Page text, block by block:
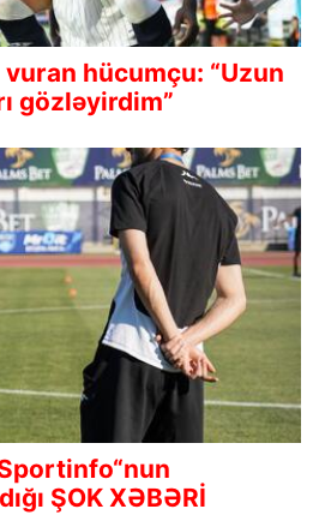
vuran hücumçu: “Uzun
gözləyirdim”
ŞOK XƏBƏRİ